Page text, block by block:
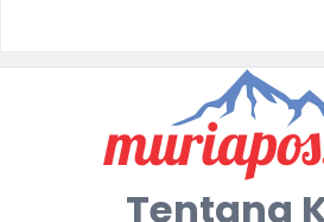
Tentang